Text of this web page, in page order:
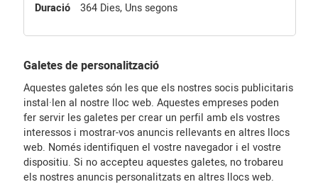
364 Dies, Uns segons
Galetes de personalització
Aquestes galetes són les que els nostres socis publicitaris
instal·len al nostre lloc web. Aquestes empreses poden
fer servir les galetes per crear un perfil amb els vostres
interessos i mostrar-vos anuncis rellevants en altres llocs
web. Només identifiquen el vostre navegador i el vostre
dispositiu. Si no accepteu aquestes galetes, no trobareu
els nostres anuncis personalitzats en altres llocs web.